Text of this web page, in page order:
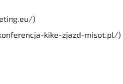
)
kike-zjazd-misot.pl/)